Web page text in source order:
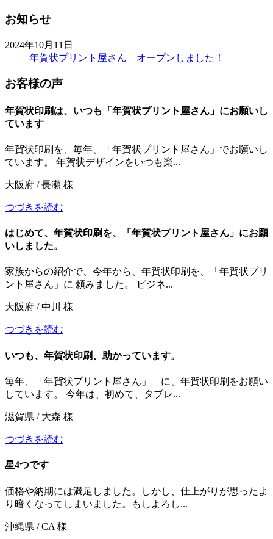
お知らせ
2024年10月11日
年賀状プリント屋さん オープンしました！
お客様の声
年賀状印刷は、いつも「年賀状プリント屋さん」にお願いし
ています
年賀状印刷を、毎年、「年賀状プリント屋さん」でお願いし
ています。 年賀状デザインをいつも楽...
大阪府 / 長瀬 様
つづきを読む
はじめて、年賀状印刷を、「年賀状プリント屋さん」にお願
いしました。
家族からの紹介で、今年から、年賀状印刷を、「年賀状プリ
ント屋さん」に 頼みました。 ビジネ...
大阪府 / 中川 様
つづきを読む
いつも、年賀状印刷、助かっています。
毎年、「年賀状プリント屋さん」 に、年賀状印刷をお願い
しています。 今年は、初めて、タブレ...
滋賀県 / 大森 様
つづきを読む
星4つです
価格や納期には満足しました。しかし、仕上がりが思ったよ
り暗くなってしまいました。もしよろし...
沖縄県 / CA 様